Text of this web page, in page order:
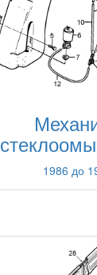
1986 до